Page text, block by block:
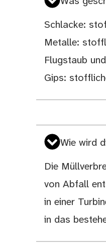
Schlacke:
Metalle:
Flugstaub
Gips:
Wie wird
Die
von Abfall
in einer
in das